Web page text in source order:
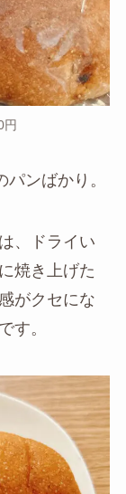
円
ンばかり。
、ドライい
焼き上げた
がクセにな
す。